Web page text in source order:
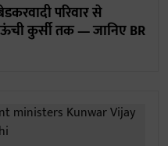
परिवार से
कुर्सी तक — जानिए BR